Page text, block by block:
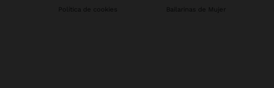
Política de cookies Bailarinas de Mujer